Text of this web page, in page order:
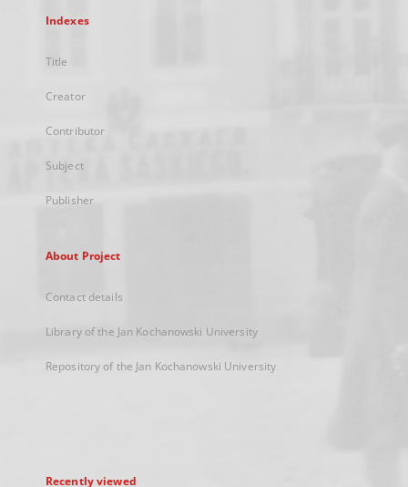
Indexes
Title
Creator
Contributor
Subject
Publisher
About Project
Contact details
Library of the Jan Kochanowski University
Repository of the Jan Kochanowski University
Recently viewed